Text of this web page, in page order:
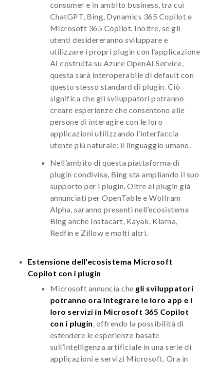
consumer e in ambito business, tra cui
ChatGPT, Bing, Dynamics 365 Copilot e
Microsoft 365 Copilot. Inoltre, se gli
utenti desidereranno sviluppare e
utilizzare i propri plugin con l’applicazione
AI costruita su Azure OpenAI Service,
questa sarà interoperabile di default con
questo stesso standard di plugin. Ciò
significa che gli sviluppatori potranno
creare esperienze che consentono alle
persone di interagire con le loro
applicazioni utilizzando l’interfaccia
utente più naturale: il linguaggio umano.
Nell’ambito di questa piattaforma di
plugin condivisa, Bing sta ampliando il suo
supporto per i plugin. Oltre ai plugin già
annunciati per OpenTable e Wolfram
Alpha, saranno presenti nell’ecosistema
Bing anche Instacart, Kayak, Klarna,
Redfin e Zillow e molti altri.
Estensione dell’ecosistema Microsoft
Copilot con i plugin
Microsoft annuncia che gli sviluppatori
potranno ora integrare le loro app e i
loro servizi in Microsoft 365 Copilot
con i plugin, offrendo la possibilità di
estendere le esperienze basate
sull’intelligenza artificiale in una serie di
applicazioni e servizi Microsoft. Ora in